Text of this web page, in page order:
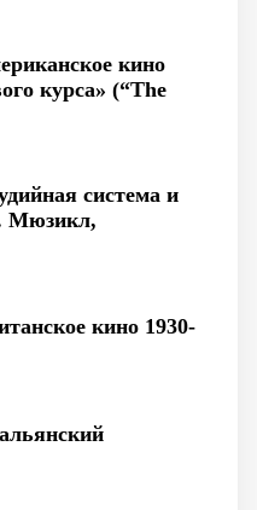
кино
курса» (“The
система и
Мюзикл,
кино 1930-